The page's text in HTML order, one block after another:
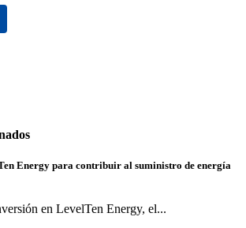
Energy para contribuir al suministro de energía
en LevelTen Energy, el...